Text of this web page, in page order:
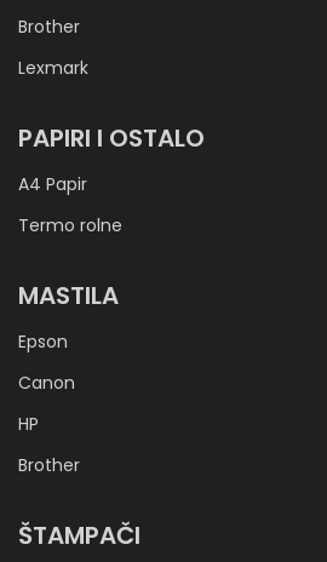
Brother
Lexmark
PAPIRI I OSTALO
A4 Papir
Termo rolne
MASTILA
Epson
Canon
HP
Brother
ŠTAMPAČI